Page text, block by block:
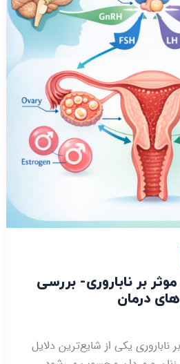
بر ناباروری- بررسی
درمان
ناباروری یکی از شایع‌ترین دلایل